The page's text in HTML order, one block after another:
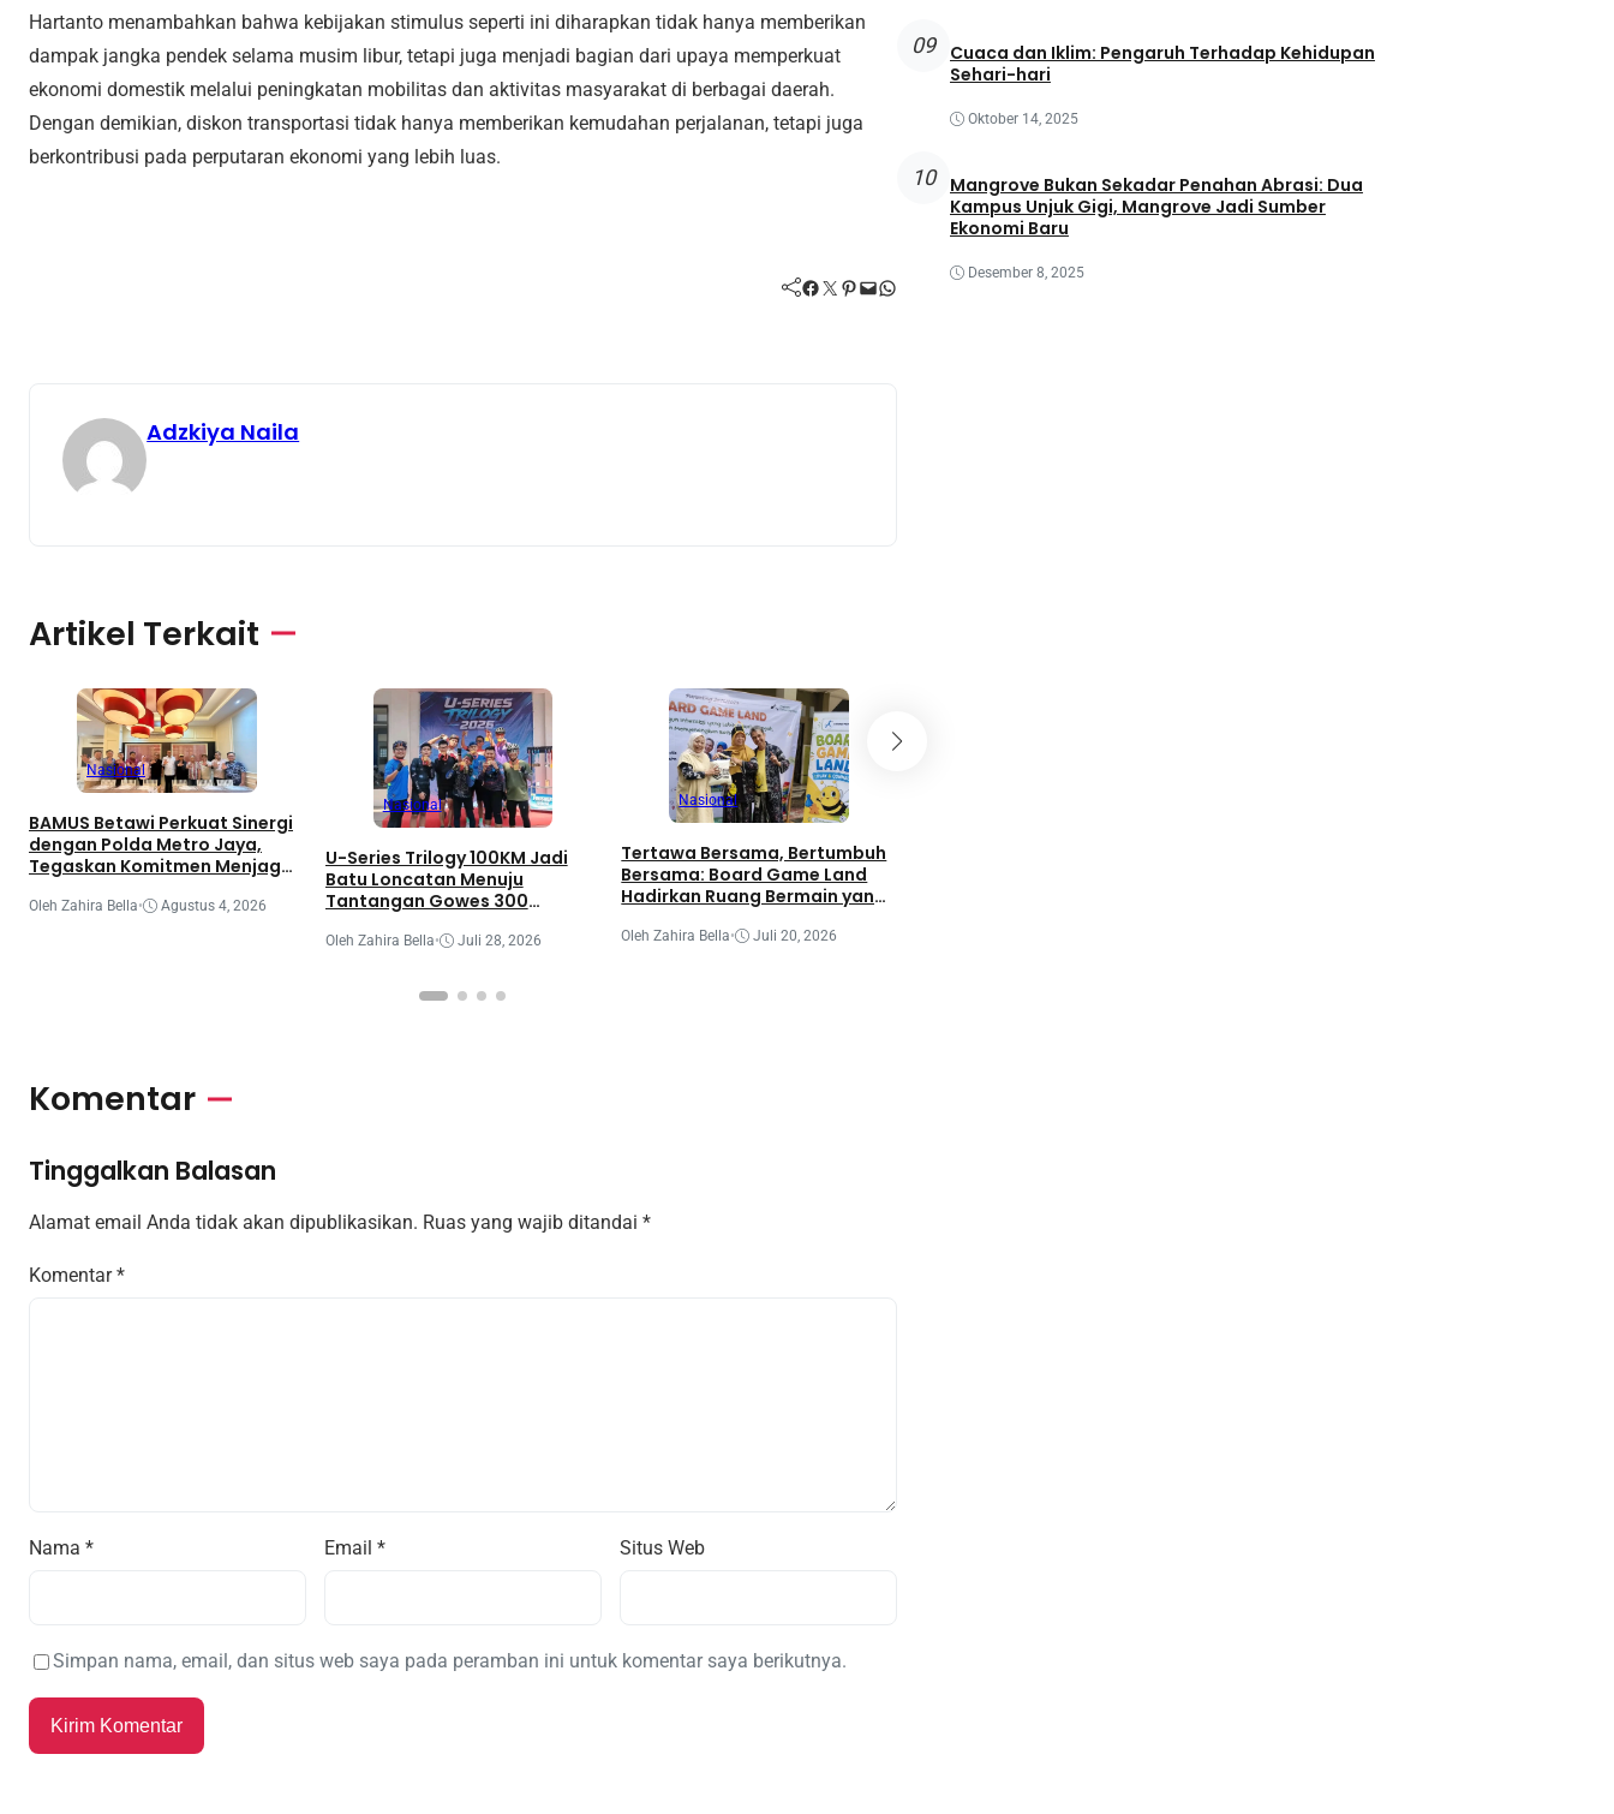
Hartanto menambahkan bahwa kebijakan stimulus seperti ini diharapkan tidak hanya memberikan
dampak jangka pendek selama musim libur, tetapi juga menjadi bagian dari upaya memperkuat
ekonomi domestik melalui peningkatan mobilitas dan aktivitas masyarakat di berbagai daerah.
Dengan demikian, diskon transportasi tidak hanya memberikan kemudahan perjalanan, tetapi juga
berkontribusi pada perputaran ekonomi yang lebih luas.
Facebook Twitter Pinterest Mail WhatsApp
Adzkiya Naila
Artikel Terkait
Nasional
BAMUS Betawi Perkuat Sinergi
dengan Polda Metro Jaya,
Tegaskan Komitmen Menjaga
Kondusif Jelang HUT ke-81
Oleh Zahira Bella• Agustus 4, 2026
Nasional
U-Series Trilogy 100KM Jadi
Batu Loncatan Menuju
Tantangan Gowes 300
Oleh Zahira Bella• Juli 28, 2026
Nasional
Tertawa Bersama, Bertumbuh
Bersama: Board Game Land
Hadirkan Ruang Bermain yang
di Sekolah Semut-Semut
Oleh Zahira Bella• Juli 20, 2026
Komentar
Tinggalkan Balasan
Alamat email Anda tidak akan dipublikasikan. Ruas yang wajib ditandai *
Komentar*
Nama * Email * Situs Web
Simpan nama, email, dan situs web saya pada peramban ini untuk komentar saya berikutnya.
09
Cuaca dan Iklim: Pengaruh Terhadap Kehidupan
Sehari-hari
Oktober 14, 2025
10
Mangrove Bukan Sekadar Penahan Abrasi: Dua
Kampus Unjuk Gigi, Mangrove Jadi Sumber
Ekonomi Baru
Desember 8, 2025